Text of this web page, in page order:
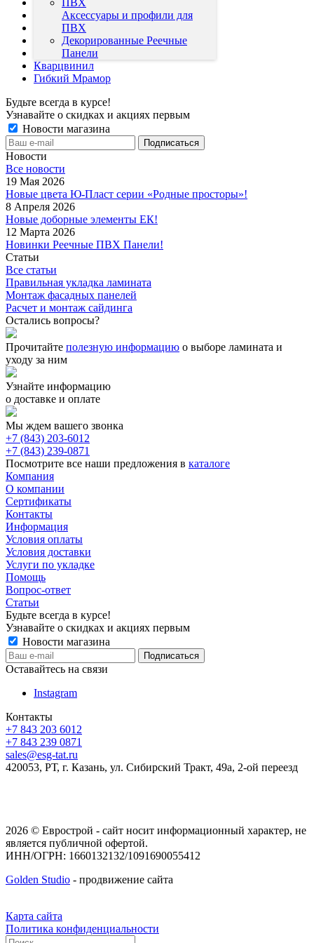
Аксессуары и профили для
ПВХ
Декорированные Реечные
Панели
Теплоизоляция
Чердачные лестницы
"Эксклюзив" Термолак ПВХ
Двери
Линолеум IVC
Кварцвинил
Гибкий Мрамор
Будьте всегда в курсе!
Узнавайте о скидках и акциях первым
Новости магазина
Новости
Все новости
19 Мая 2026
Новые цвета Ю-Пласт серии «Родные просторы»!
8 Апреля 2026
Новые доборные элементы ЕК!
12 Марта 2026
Новинки Реечные ПВХ Панели!
Статьи
Все статьи
Правильная укладка ламината
Монтаж фасадных панелей
Расчет и монтаж сайдинга
Остались вопросы?
Прочитайте полезную информацию о выборе ламината и
уходу за ним
Узнайте информацию
о доставке и оплате
Мы ждем вашего звонка
+7 (843) 203-6012
+7 (843) 239-0871
Посмотрите все наши предложения в каталоге
Компания
О компании
Сертификаты
Контакты
Информация
Условия оплаты
Условия доставки
Услуги по укладке
Помощь
Вопрос-ответ
Статьи
Будьте всегда в курсе!
Узнавайте о скидках и акциях первым
Новости магазина
Оставайтесь на связи
Instagram
Контакты
+7 843 203 6012
+7 843 239 0871
sales@esg-tat.ru
420053, РТ, г. Казань, ул. Сибирский Тракт, 49а, 2-ой переезд
2026 © Еврострой - сайт носит информационный характер, не
является публичной офертой.
ИНН/ОГРН: 1660132132/1091690055412
Golden Studio - продвижение сайта
Карта сайта
Политика конфиденциальности